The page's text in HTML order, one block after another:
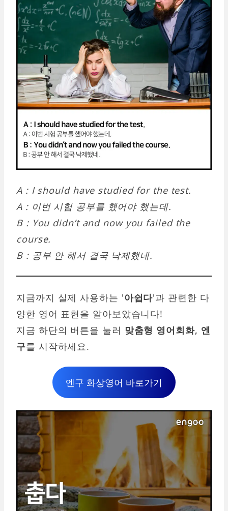
A : I should have studied for the test.
A : 이번 시험 공부를 했어야 했는데.
B : You didn’t and now you failed the
course.
B : 공부 안 해서 결국 낙제했네.
지금까지 실제 사용하는 '아쉽다'과 관련한 다
양한 영어 표현을 알아보았습니다!
지금 하단의 버튼을 눌러 맞춤형 영어회화, 엔
구를 시작하세요.
엔구 화상영어 바로가기